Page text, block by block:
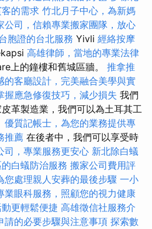
的需求 竹北月子中心，為新媽
公司，信賴專業搬家團隊，放心
胞證的台北服務 Yivli 經絡按摩
高雄律師，當地的專業法律
上的鐘樓和舊城區牆。 推拿推
的客廳設計，完美融合美學與實
握應急修復技巧，減少損失 我們
革製造業，我們可以為土耳其工
優質記帳士，為您的業務提供專
推薦 在後者中，我們可以享受時
司，專業服務更安心 新北除白蟻
白蟻防治服務 搬家公司費用評
您處理親人安葬的最後步驟 一小
業眼科服務，照顧您的視力健康
更輕鬆便捷 高雄徵信社服務介
請的必要步驟與注意事項 探索數